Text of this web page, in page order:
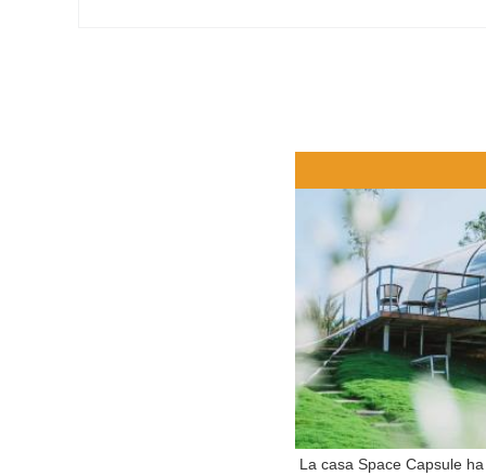
La casa Space Capsule